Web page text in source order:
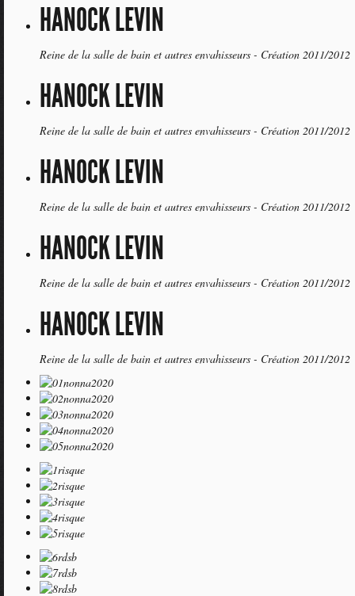
HANOCK LEVIN
Reine de la salle de bain et autres envahisseurs - Création 2011/2012
HANOCK LEVIN
Reine de la salle de bain et autres envahisseurs - Création 2011/2012
HANOCK LEVIN
Reine de la salle de bain et autres envahisseurs - Création 2011/2012
HANOCK LEVIN
Reine de la salle de bain et autres envahisseurs - Création 2011/2012
HANOCK LEVIN
Reine de la salle de bain et autres envahisseurs - Création 2011/2012